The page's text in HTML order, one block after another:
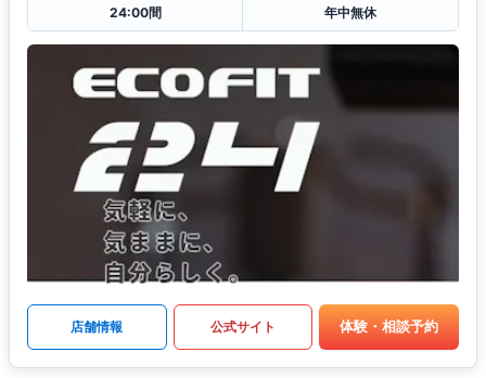
24:00間
年中無休
店舗情報 公式サイト 体験・相談予約